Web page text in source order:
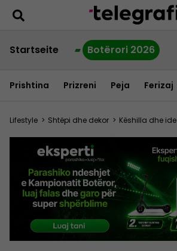
Startseite Botërori 2026
Prishtina Prizreni Peja Ferizaj
Lifestyle > Shtëpi dhe dekor > Këshilla dhe ide